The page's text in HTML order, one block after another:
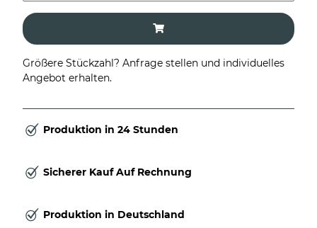
Größere Stückzahl? Anfrage stellen und individuelles
Angebot erhalten.
Produktion in 24 Stunden
Sicherer Kauf Auf Rechnung
Produktion in Deutschland